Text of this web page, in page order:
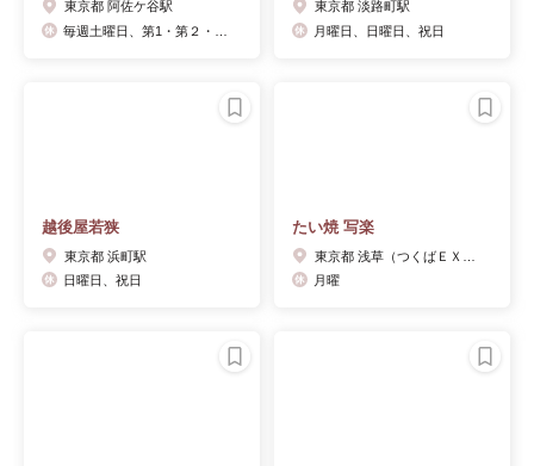
東京都 阿佐ケ谷駅
東京都 淡路町駅
月曜日、日曜日、祝日
越後屋若狭
東京都 浜町駅
日曜日、祝日
たい焼 写楽
月曜